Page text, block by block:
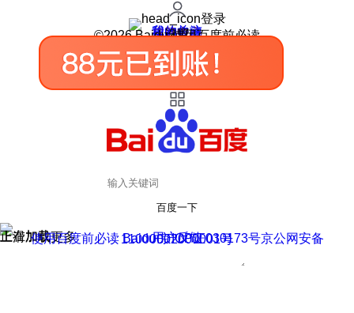
登录
我的关注
我的收藏
皮肤中心
用户反馈
设置
©2026 Baidu 使用百度前必读
百度一下
正在加载
上滑加载更多 用户反馈
使用百度前必读 Baidu 京ICP证030173号
京公网安备11000002000001号